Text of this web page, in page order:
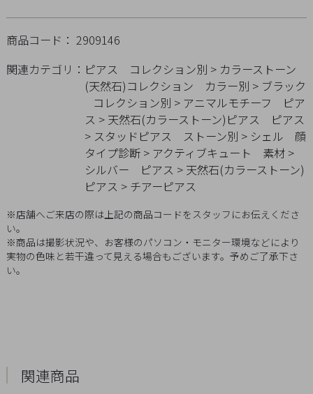
商品コード： 2909146
関連カテゴリ： ピアス コレクション別 > カラーストーン
(天然石)コレクション
カラー別 > ブラック
コレクション別 > アニマルモチーフ
ピア
ス > 天然石(カラーストーン)ピアス
ピアス
> スタッドピアス ストーン別 > シェル
顔
タイプ診断 > アクティブキュート 素材 >
シルバー
ピアス > 天然石(カラーストーン)
ピアス > チアーピアス
※店舗へご来店の際は上記の商品コードをスタッフにお伝えくださ
い。
※商品は撮影状況や、お客様のパソコン・モニター環境などにより
実物の色味と若干違って見える場合もございます。予めご了承下さ
い。
関連商品
SHOP
LIST